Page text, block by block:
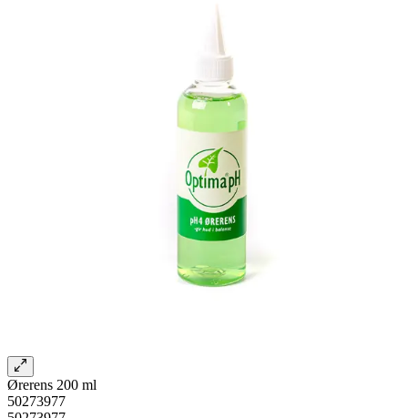
Ørerens 200 ml
50273977